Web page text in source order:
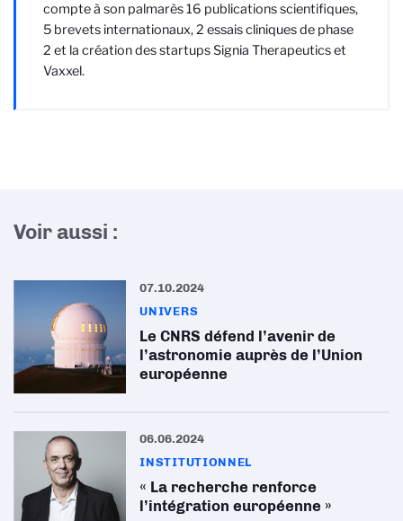
compte à son palmarès 16 publications scientifiques,
5 brevets internationaux, 2 essais cliniques de phase
2 et la création des startups Signia Therapeutics et
Vaxxel.
Voir aussi :
07.10.2024
UNIVERS
Le CNRS défend l’avenir de
l’astronomie auprès de l’Union
européenne
06.06.2024
INSTITUTIONNEL
« La recherche renforce
l’intégration européenne »